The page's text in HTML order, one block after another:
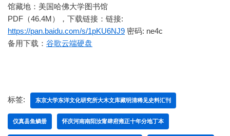
馆藏地：美国哈佛大学图书馆
PDF（46.4M），下载链接：链接:
https://pan.baidu.com/s/1pKU6NJ9 密码: ne4c
备用下载： 谷歌云端硬盘
标签: 东京大学东洋文化研究所大木文库藏明清稀见史料汇刊
仪真县鱼鳞册 怀庆河南南阳汝甯肆府雍正十年分地丁本